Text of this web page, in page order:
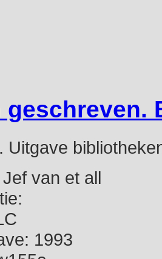
geschreven.
Uitgave
van et all
1993